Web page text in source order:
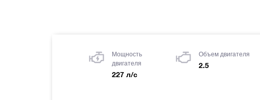
Мощность
двигателя
227 л/с
Объем двигателя
2.5